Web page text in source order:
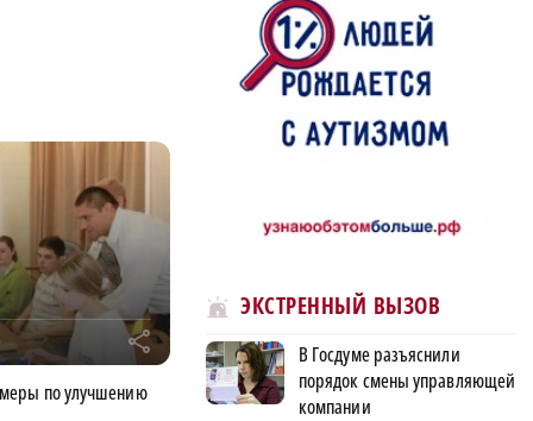
r
по улучшению
ЭКСТРЕННЫЙ ВЫЗОВ
В Госдуме разъяснили
порядок смены управляющей
компании